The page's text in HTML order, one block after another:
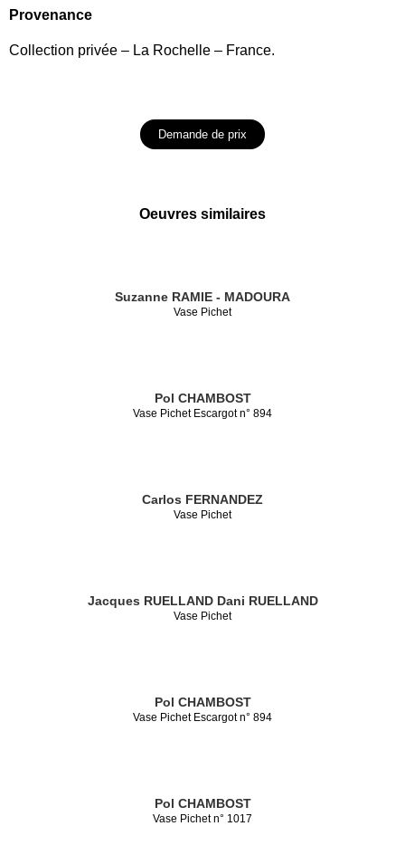
Provenance
Collection privée – La Rochelle – France.
Demande de prix
Oeuvres similaires
Suzanne RAMIE - MADOURA
Vase Pichet
Pol CHAMBOST
Vase Pichet Escargot n° 894
Carlos FERNANDEZ
Vase Pichet
Jacques RUELLAND Dani RUELLAND
Vase Pichet
Pol CHAMBOST
Vase Pichet Escargot n° 894
Pol CHAMBOST
Vase Pichet n° 1017